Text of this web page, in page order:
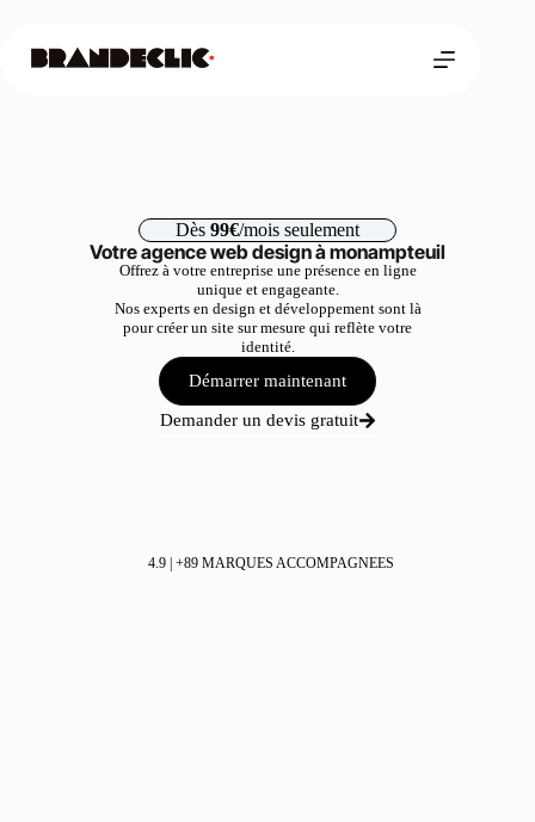
Dès 99€/mois seulement
Votre agence web design à monampteuil
Offrez à votre entreprise une présence en ligne
unique et engageante.
Nos experts en design et développement sont là
pour créer un site sur mesure qui reflète votre
identité.
Démarrer maintenant
Demander un devis gratuit
4.9 | +89 MARQUES ACCOMPAGNEES